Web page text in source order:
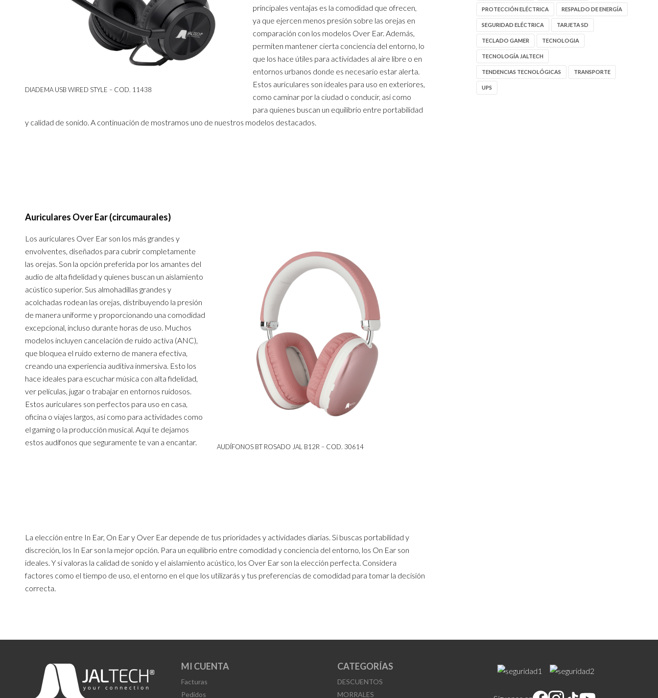
DIADEMA USB WIRED STYLE – COD. 11438
principales ventajas es la comodidad que ofrecen,
ya que ejercen menos presión sobre las orejas en
comparación con los modelos Over Ear. Además,
permiten mantener cierta conciencia del entorno, lo
que los hace útiles para actividades al aire libre o en
entornos urbanos donde es necesario estar alerta.
Estos auriculares son ideales para uso en exteriores,
como caminar por la ciudad o conducir, así como
para quienes buscan un equilibrio entre portabilidad
y calidad de sonido. A continuación de mostramos uno de nuestros modelos destacados.
Auriculares Over Ear (circumaurales)
AUDÍFONOS BT ROSADO JAL B12R – COD. 30614
Los auriculares Over Ear son los más grandes y
envolventes, diseñados para cubrir completamente
las orejas. Son la opción preferida por los amantes del
audio de alta fidelidad y quienes buscan un aislamiento
acústico superior. Sus almohadillas grandes y
acolchadas rodean las orejas, distribuyendo la presión
de manera uniforme y proporcionando una comodidad
excepcional, incluso durante horas de uso. Muchos
modelos incluyen cancelación de ruido activa (ANC),
que bloquea el ruido externo de manera efectiva,
creando una experiencia auditiva inmersiva. Esto los
hace ideales para escuchar música con alta fidelidad,
ver películas, jugar o trabajar en entornos ruidosos.
Estos auriculares son perfectos para uso en casa,
oficina o viajes largos, así como para actividades como
el gaming o la producción musical. Aquí te dejamos
estos audífonos que seguramente te van a encantar.
La elección entre In Ear, On Ear y Over Ear depende de tus prioridades y actividades diarias. Si buscas portabilidad y
discreción, los In Ear son la mejor opción. Para un equilibrio entre comodidad y conciencia del entorno, los On Ear son
ideales. Y si valoras la calidad de sonido y el aislamiento acústico, los Over Ear son la elección perfecta. Considera
factores como el tiempo de uso, el entorno en el que los utilizarás y tus preferencias de comodidad para tomar la decisión
correcta.
PROTECCIÓN ELÉCTRICA RESPALDO DE ENERGÍA
SEGURIDAD ELÉCTRICA TARJETA SD
TECLADO GAMER TECNOLOGIA
TECNOLOGÍA JALTECH
TENDENCIAS TECNOLÓGICAS TRANSPORTE
UPS
MI CUENTA
Facturas
Pedidos
CATEGORÍAS
DESCUENTOS
MORRALES